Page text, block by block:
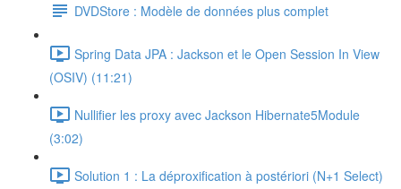
DVDStore : Modèle de données plus complet
Spring Data JPA : Jackson et le Open Session In View
(OSIV) (11:21)
Nullifier les proxy avec Jackson Hibernate5Module
(3:02)
Solution 1 : La déproxification à postériori (N+1 Select)